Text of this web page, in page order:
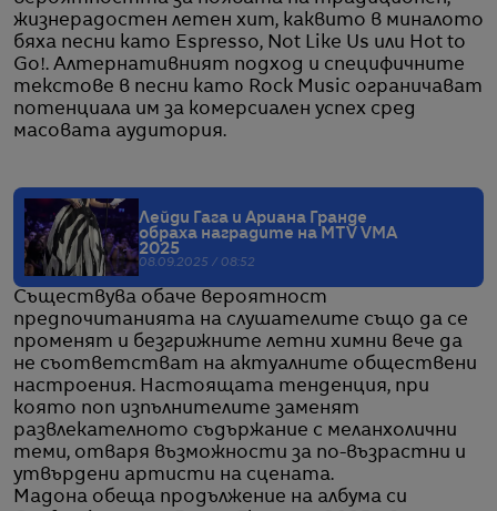
жизнерадостен летен хит, каквито в миналото
бяха песни като Espresso, Not Like Us или Hot to
Go!. Алтернативният подход и специфичните
текстове в песни като Rock Music ограничават
потенциала им за комерсиален успех сред
масовата аудитория.
Лейди Гага и Ариана Гранде
обраха наградите на MTV VMA
2025
08.09.2025 / 08:52
Съществува обаче вероятност
предпочитанията на слушателите също да се
променят и безгрижните летни химни вече да
не съответстват на актуалните обществени
настроения. Настоящата тенденция, при
която поп изпълнителите заменят
развлекателното съдържание с меланхолични
теми, отваря възможности за по-възрастни и
утвърдени артисти на сцената.
Мадона обеща продължение на албума си